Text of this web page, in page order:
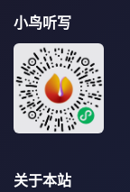
小鸟听写
关于本站